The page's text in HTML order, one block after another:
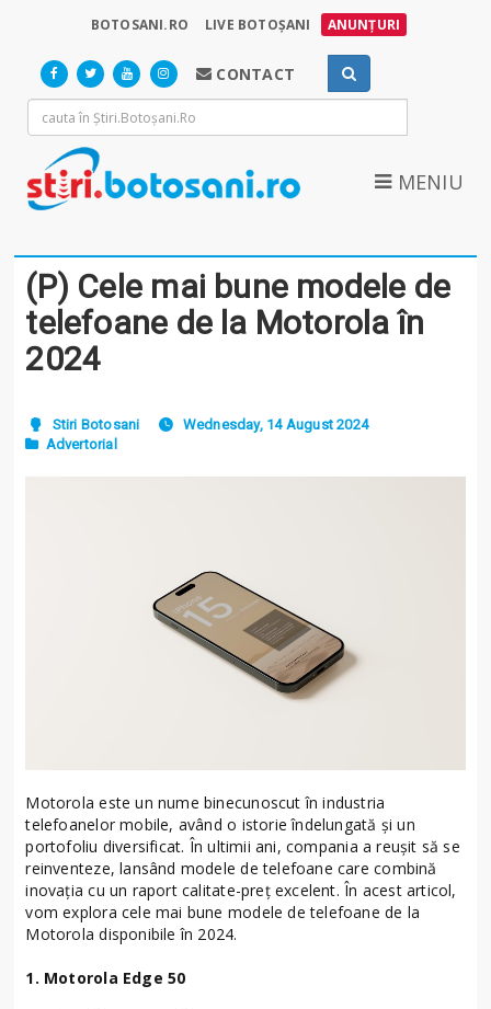
BOTOSANI.RO LIVE BOTOȘANI ANUNȚURI
CONTACT
MENIU
(P) Cele mai bune modele de
telefoane de la Motorola în
2024
Stiri Botosani
Wednesday, 14 August 2024
Advertorial
Motorola este un nume binecunoscut în industria
telefoanelor mobile, având o istorie îndelungată și un
portofoliu diversificat. În ultimii ani, compania a reușit să se
reinventeze, lansând modele de telefoane care combină
inovația cu un raport calitate-preț excelent. În acest articol,
vom explora cele mai bune modele de telefoane de la
Motorola disponibile în 2024.
1. Motorola Edge 50